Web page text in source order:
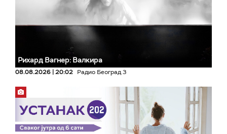
Рихард Вагнер: Валкира
08.08.2026 | 20:02 Радио Београд 3